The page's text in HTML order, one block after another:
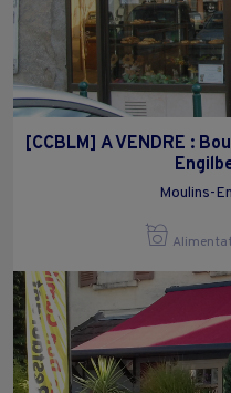
[CCBLM] A VENDRE :
Moulins-